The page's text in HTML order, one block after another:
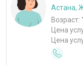
Астана,
Возраст:
Цена
Цена